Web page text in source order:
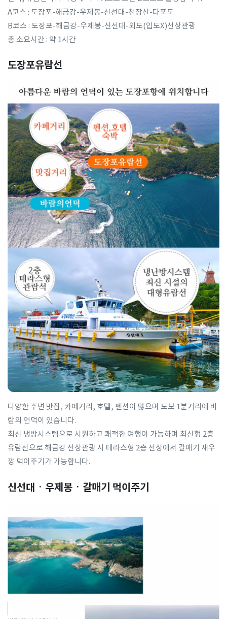
A코스 : 도장포-해금강-우제봉-신선대-천장산-다포도
B코스 : 도장포-해금강-우제봉-신선대-외도(입도X)선상관광
총 소요시간 : 약 1시간
도장포유람선
다양한 주변 맛집, 카페거리, 호텔, 펜션이 많으며 도보 1분거리에 바
람의 언덕이 있습니다.
최신 냉방시스템으로 시원하고 쾌적한 여행이 가능하며 최신형 2층
유람선으로 해금강 선상관광 시 테라스형 2층 선상에서 갈매기 새우
깡 먹이주기가 가능합니다.
신선대ㆍ우제봉ㆍ갈매기 먹이주기